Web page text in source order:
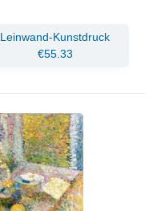
Leinwand-Kunstdruck
€55.33